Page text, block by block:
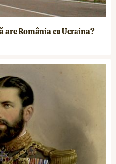
România cu Ucraina?